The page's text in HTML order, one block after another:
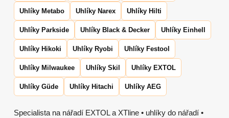
Uhlíky Metabo Uhlíky Narex Uhlíky Hilti
Uhlíky Parkside Uhlíky Black & Decker Uhlíky Einhell
Uhlíky Hikoki Uhlíky Ryobi Uhlíky Festool
Uhlíky Milwaukee Uhlíky Skil Uhlíky EXTOL
Uhlíky Güde Uhlíky Hitachi Uhlíky AEG
Specialista na nářadí EXTOL a XTline • uhlíky do nářadí •